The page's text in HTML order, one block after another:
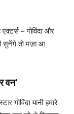
– गोविंदा और
सुनेंगे तो मज़ा आ
वन’
गोविंदा यानी हमारे